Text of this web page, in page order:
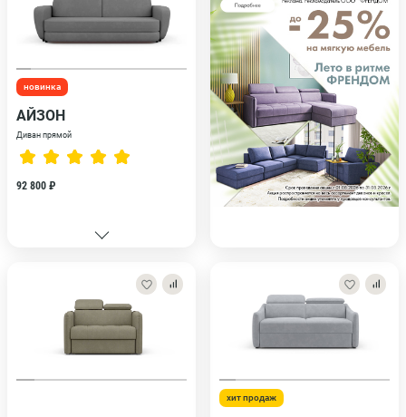
новинка
АЙЗОН
Диван прямой
92 800 ₽
хит продаж